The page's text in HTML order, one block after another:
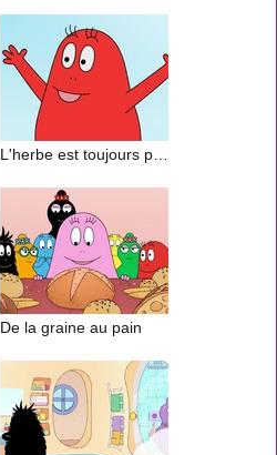
De la graine au pain